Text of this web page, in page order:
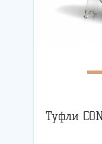
Туфли